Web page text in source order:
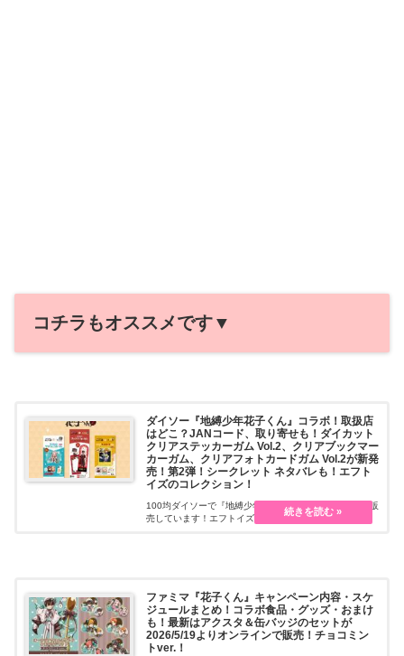
コチラもオススメです▼
ダイソー『地縛少年花子くん』コラボ！取扱店
はどこ？JANコード、取り寄せも！ダイカット
クリアステッカーガム Vol.2、クリアブックマー
カーガム、クリアフォトカードガム Vol.2が新発
売！第2弾！シークレット ネタバレも！エフト
イズのコレクション！
100均ダイソーで『地縛少年花子くん』コラボグッズが販
売しています！エフトイズの食玩など、ブラインドパッ
ファミマ『花子くん』キャンペーン内容・スケ
ジュールまとめ！コラボ食品・グッズ・おまけ
も！最新はアクスタ＆缶バッジのセットが
2026/5/19よりオンラインで販売！チョコミン
トver.！